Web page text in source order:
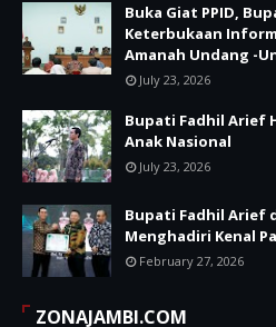
Buka Giat PPID,
Keterbukaan
Amanah Undang -
July 23, 2026
Bupati Fadhil Arief
Anak Nasional
July 23, 2026
Bupati Fadhil Arief
Menghadiri Kenal
February 27, 2026
ZONAJAMBI.COM